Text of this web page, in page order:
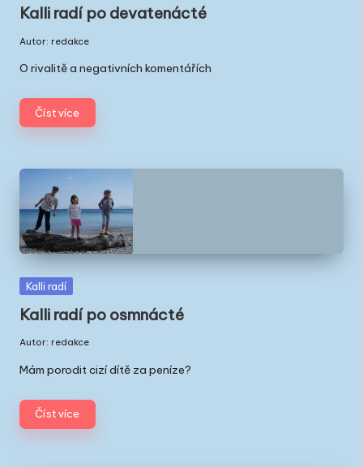
Kalli radí po devatenácté
Posted
by
Autor: redakce
O rivalitě a negativních komentářích
Číst více
Posted
Kalli radí
Kalli radí po osmnácté
by
Autor: redakce
Mám porodit cizí dítě za peníze?
Číst více